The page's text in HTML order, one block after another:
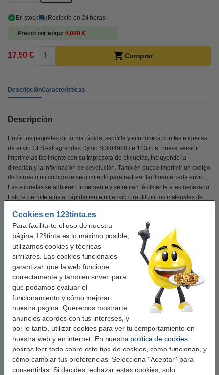
Cookies en 123tinta.es
Para facilitarte el uso de nuestra
página 123tinta.es lo máximo posible,
utilizamos cookies y técnicas
similares. Las cookies funcionales
garantizan que la web funcione
correctamente y también sirven para
que podamos evaluar el
funcionamiento y cómo mejorar
nuestra página. Queremos mostrarte
anuncios acordes con tus intereses, y
por lo tanto, utilizar cookies para ver tu comportamiento en
nuestra web y en internet. En nuestra política de cookies
podrás leer todo sobre este tipo de cookies, cómo funcionan, y
cómo cambiar tus preferencias. Selecciona ''Aceptar'' para
consentirlas. Si decides rechazar estas cookies, solo
En stock ¡Recíbelo en 24 horas!
Precio por etiqu 0,080 €
17,50 € Comprar
DescripciónCaracterísticas
Descripción
Envía tus paquetes de forma rápida, sencilla y económica con las etiquetas
de envío GLS extragrandes Dymo S0904980 de 123tinta, nueva versión.
Imprímelas fácilmente con su impresora de etiquetas, incluyendo la
dirección y la información de devolución. También puede imprimir un código
de barras o un código de seguimiento para rastrear fácilmente cada envío.
Las etiquetas se adhieren firmemente y se retiran fácilmente si es necesario.
Esto le permite ajustar rápidamente un envío o reutilizar los materiales de
Las etiquetas de envío de 123tinta son ideales para etiquetar paquetes y
sobres para GLS. Esto garantiza que cada envío tenga un aspecto
profesional.
NOTA: ¡Las etiquetas son adecuadas para LabelWriter 5XL!
¡Verás la diferencia en tu cartera!
Calidad superior
✔Mucho más asequible
100% de garantía
Características